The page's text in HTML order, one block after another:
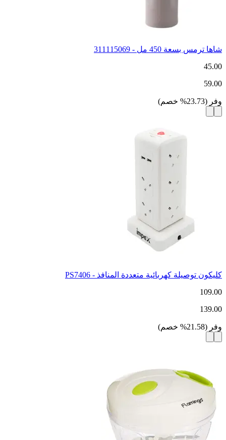
شاها ترمس بسعة 450 مل - 311115069
45.00
59.00
وفر (
23.73
% خصم)
كليكون توصيلة كهربائية متعددة المنافذ - PS7406
109.00
139.00
وفر (
21.58
% خصم)